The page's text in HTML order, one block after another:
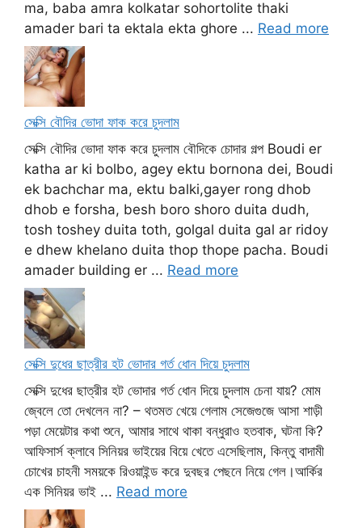
ma, baba amra kolkatar sohortolite thaki
amader bari ta ektala ekta ghore ... Read more
সেক্সি বৌদির ভোদা ফাক করে চুদলাম
সেক্সি বৌদির ভোদা ফাক করে চুদলাম বৌদিকে চোদার গল্প Boudi er
katha ar ki bolbo, agey ektu bornona dei, Boudi
ek bachchar ma, ektu balki,gayer rong dhob
dhob e forsha, besh boro shoro duita dudh,
tosh toshey duita toth, golgal duita gal ar ridoy
e dhew khelano duita thop thope pacha. Boudi
amader building er ... Read more
সেক্সি দুধের ছাত্রীর হট ভোদার গর্ত ধোন দিয়ে চুদলাম
সেক্সি দুধের ছাত্রীর হট ভোদার গর্ত ধোন দিয়ে চুদলাম চেনা যায়? মোম
জ্বেলে তো দেখলেন না? – থতমত খেয়ে গেলাম সেজেগুজে আসা শাড়ী
পড়া মেয়েটার কথা শুনে, আমার সাথে থাকা বন্ধুরাও হতবাক, ঘটনা কি?
আফিসার্স ক্লাবে সিনিয়র ভাইয়ের বিয়ে খেতে এসেছিলাম, কিন্তু বাদামী
চোখের চাহনী সময়কে রিওয়াইন্ড করে দুবছর পেছনে নিয়ে গেল।আর্কির
এক সিনিয়র ভাই ... Read more